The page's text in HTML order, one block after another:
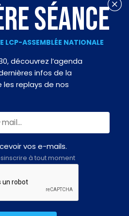
SÉANCE
LCP-ASSEMBLÉE NATIONALE
découvrez l’agenda
infos de la
les replays de nos
vos e-mails.
à tout moment